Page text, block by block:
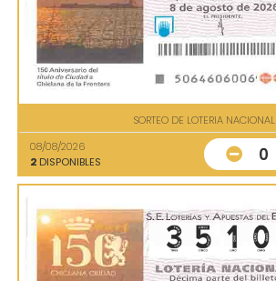
SORTEO DE LOTERIA NACIONAL
08/08/2026
2 DISPONIBLES 0